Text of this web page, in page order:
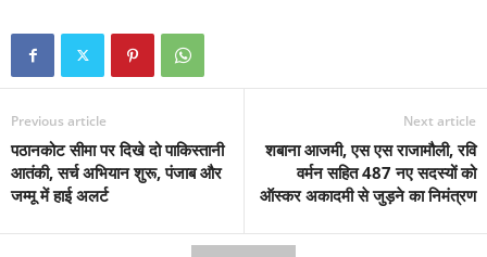
Previous article
पठानकोट सीमा पर दिखे दो पाकिस्तानी
आतंकी, सर्च अभियान शुरू, पंजाब और
जम्मू में हाई अलर्ट
Next article
शबाना आजमी, एस एस राजामौली, रवि
वर्मन सहित 487 नए सदस्यों को
ऑस्कर अकादमी से जुड़ने का निमंत्रण